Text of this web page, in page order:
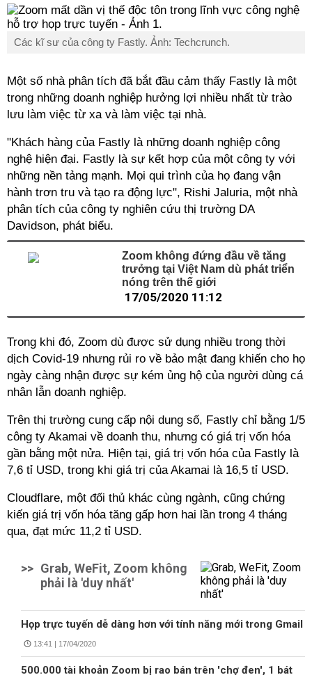
Các kĩ sư của công ty Fastly. Ảnh: Techcrunch.
Một số nhà phân tích đã bắt đầu cảm thấy Fastly là một
trong những doanh nghiệp hưởng lợi nhiều nhất từ trào
lưu làm việc từ xa và làm việc tại nhà.
"Khách hàng của Fastly là những doanh nghiệp công
nghệ hiện đại. Fastly là sự kết hợp của một công ty với
những nền tảng mạnh. Mọi qui trình của họ đang vận
hành trơn tru và tạo ra động lực", Rishi Jaluria, một nhà
phân tích của công ty nghiên cứu thị trường DA
Davidson, phát biểu.
Zoom không đứng đầu về tăng
trưởng tại Việt Nam dù phát triển
nóng trên thế giới
17/05/2020 11:12
Trong khi đó, Zoom dù được sử dụng nhiều trong thời
dịch Covid-19 nhưng rủi ro về bảo mật đang khiến cho họ
ngày càng nhận được sự kém ủng hộ của người dùng cá
nhân lẫn doanh nghiệp.
Trên thị trường cung cấp nội dung số, Fastly chỉ bằng 1/5
công ty Akamai về doanh thu, nhưng có giá trị vốn hóa
gần bằng một nửa. Hiện tại, giá trị vốn hóa của Fastly là
7,6 tỉ USD, trong khi giá trị của Akamai là 16,5 tỉ USD.
Cloudflare, một đối thủ khác cùng ngành, cũng chứng
kiến giá trị vốn hóa tăng gấp hơn hai lần trong 4 tháng
qua, đạt mức 11,2 tỉ USD.
>> Grab, WeFit, Zoom không
phải là 'duy nhất'
Họp trực tuyến dễ dàng hơn với tính năng mới trong Gmail
13:41 | 17/04/2020
500.000 tài khoản Zoom bị rao bán trên 'chợ đen', 1 bát